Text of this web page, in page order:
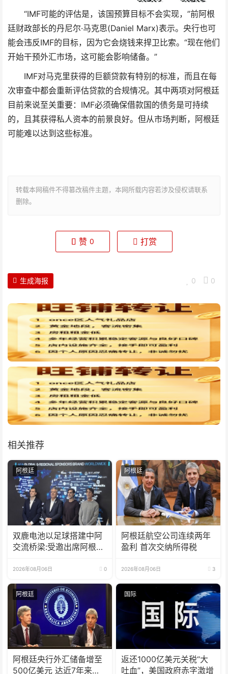
“IMF可能的评估是，该国预算目标不会实现，”前阿根
廷财政部长的丹尼尔·马克思(Daniel Marx)表示。央行也可
能会违反IMF的目标，因为它会烧钱来捍卫比索。“现在他们
开始干预外汇市场，这可能会影响储备。”
IMF对马克里获得的巨额贷款有特别的标准，而且在每
次审查中都会重新评估贷款的合规情况。其中两项对阿根廷
目前来说至关重要：IMF必须确保借款国的债务是可持续
的，且其获得私人资本的前景良好。 但从市场判断，阿根廷
可能难以达到这些标准。
转载本网稿件不得篡改稿件主题，本网所载内容若涉及侵权请联系
删除。
赞 0 打赏
0 0
生成海报
相关推荐
阿根廷
双鹿电池以足球搭建中阿
交流桥梁:受邀出席阿根廷
2026年08月06日 0
阿根廷
阿根廷航空公司连续两年
盈利 首次交纳所得税
2026年08月06日 3
阿根廷
阿根廷央行外汇储备增至
500亿美元 达近7年来最
国际
返还1000亿美元关税“大
吐血”，美国政府赤字激增